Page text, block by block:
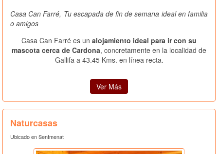
Casa Can Farré, Tu escapada de fin de semana ideal en familia
o amigos
Casa Can Farré es un alojamiento ideal para ir con su
mascota cerca de Cardona, concretamente en la localidad de
Gallifa a 43.45 Kms. en línea recta.
Ver Más
Naturcasas
Ubicado en Sentmenat